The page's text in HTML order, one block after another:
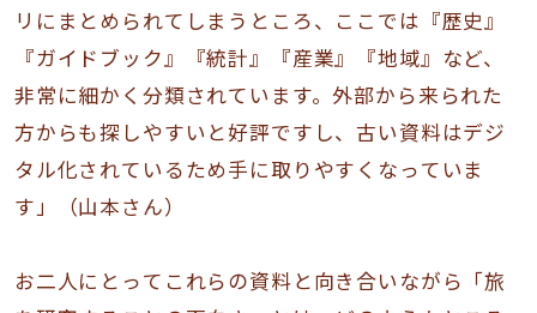
リにまとめられてしまうところ、ここでは『歴史』
『ガイドブック』『統計』『産業』『地域』など、
非常に細かく分類されています。外部から来られた
方からも探しやすいと好評ですし、古い資料はデジ
タル化されているため手に取りやすくなっていま
す」（山本さん）
お二人にとってこれらの資料と向き合いながら「旅